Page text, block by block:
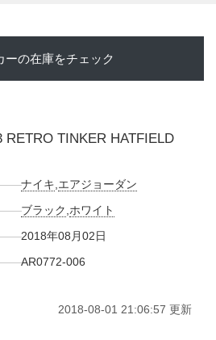
うだ。2018年8月発売予定とのこ
ーの在庫をチェック
RETRO TINKER HATFIELD
ナイキ エアジョーダン
ブラック ホワイト
2018年08月02日
AR0772-006
2018-08-01 21:06:57 更新